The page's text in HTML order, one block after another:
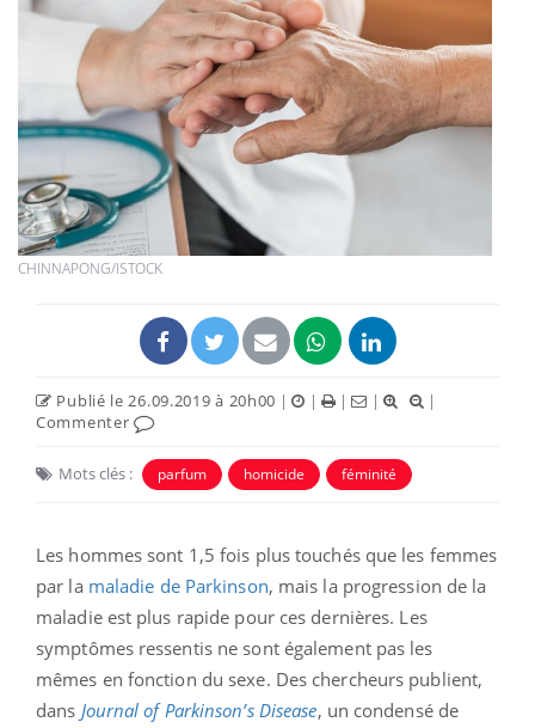
CHINNAPONG/ISTOCK
Publié le 26.09.2019 à 20h00 | | | |
|
Commenter
Mots clés : parfum homicide féminité
Les hommes sont 1,5 fois plus touchés que les femmes
par la maladie de Parkinson, mais la progression de la
maladie est plus rapide pour ces dernières. Les
symptômes ressentis ne sont également pas les
mêmes en fonction du sexe. Des chercheurs publient,
dans Journal of Parkinson’s Disease, un condensé de